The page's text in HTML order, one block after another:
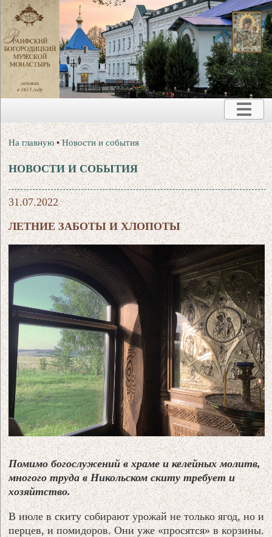
На главную •Новости и события
НОВОСТИ И СОБЫТИЯ
31.07.2022
ЛЕТНИЕ ЗАБОТЫ И ХЛОПОТЫ
Помимо богослужений в храме и келейных молитв,
многого труда в Никольском скиту требует и
хозяйтство.
В июле в скиту собирают урожай не только ягод, но и
перцев, и помидоров. Они уже «просятся» в корзины.